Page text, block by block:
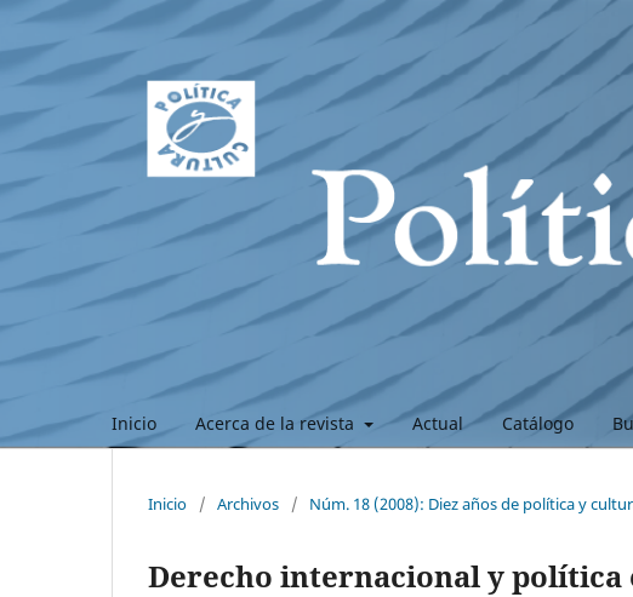
Inicio Acerca de la revista Actual Catálogo
Inicio / Archivos / Núm. 18 (2008): Diez años de política y
Derecho internacional y